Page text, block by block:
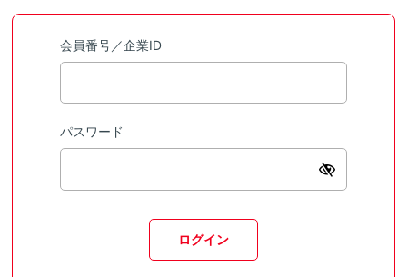
会員番号／企業ID
パスワード
ログイン